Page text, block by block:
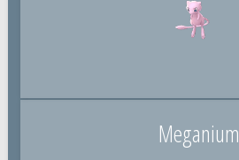
Meganium